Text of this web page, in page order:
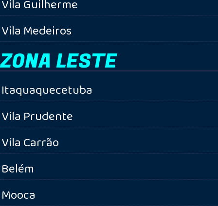
Vila Guilherme
Vila Medeiros
ZONA LESTE
Itaquaquecetuba
Vila Prudente
Vila Carrão
Belém
Mooca